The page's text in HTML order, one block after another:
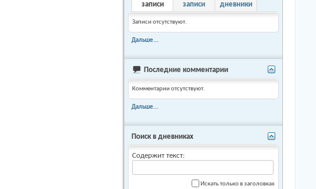
записи
записи
дневники
Записи отсутствуют.
Дальше...
Последние комментарии
Комментарии отсутствуют.
Дальше...
Поиск в дневниках
Содержит текст:
Искать только в заголовках